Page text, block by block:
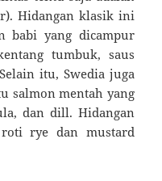
Hidangan klasik ini
babi yang dicampur
tumbuk, saus
itu, Swedia juga
salmon mentah yang
dan dill. Hidangan
rye dan mustard